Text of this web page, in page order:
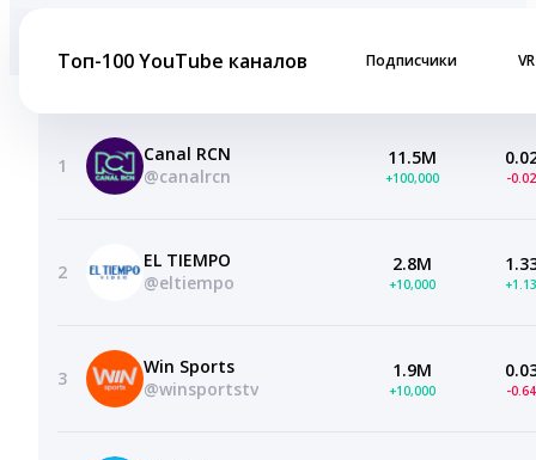
Топ-100 YouTube каналов Подписчики VR
1
Canal RCN
@canalrcn
11.5M
+100,000 -
2
EL TIEMPO
@eltiempo
2.8M
+10,000
3
Win Sports
@winsportstv
1.9M
+10,000 -